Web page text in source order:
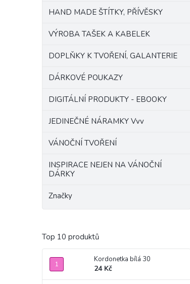
HAND MADE ŠTÍTKY, PŘÍVĚSKY
VÝROBA TAŠEK A KABELEK
DOPLŇKY K TVOŘENÍ, GALANTERIE
DÁRKOVÉ POUKAZY
DIGITÁLNÍ PRODUKTY - EBOOKY
JEDINEČNÉ NÁRAMKY Vvv
VÁNOČNÍ TVOŘENÍ
INSPIRACE NEJEN NA VÁNOČNÍ
DÁRKY
Značky
Top 10 produktů
Kordonetka bílá 30
24 Kč